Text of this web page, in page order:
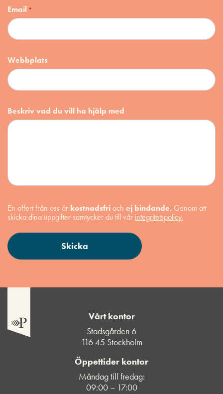
Email *
Webbplats
Beskriv vad du vill ha hjälp med
En offert från oss är kostnadsfrioch ej bindande. Genom att
skicka dina uppgifter samtycker du till vår integritetspolicy.
Vårt kontor
Stadsgården 6
116 45 Stockholm
Öppettider kontor
Måndag till fredag:
09:00 – 17:00